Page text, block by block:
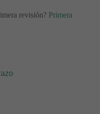
revisión? Primera